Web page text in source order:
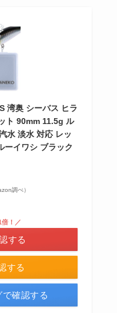
湾奥 シーバス ヒラ
ト 90mm 11.5g ル
水 淡水 対応 レッ
ーイワシ ブラック
調べ）
する
倍！／
する
確認する